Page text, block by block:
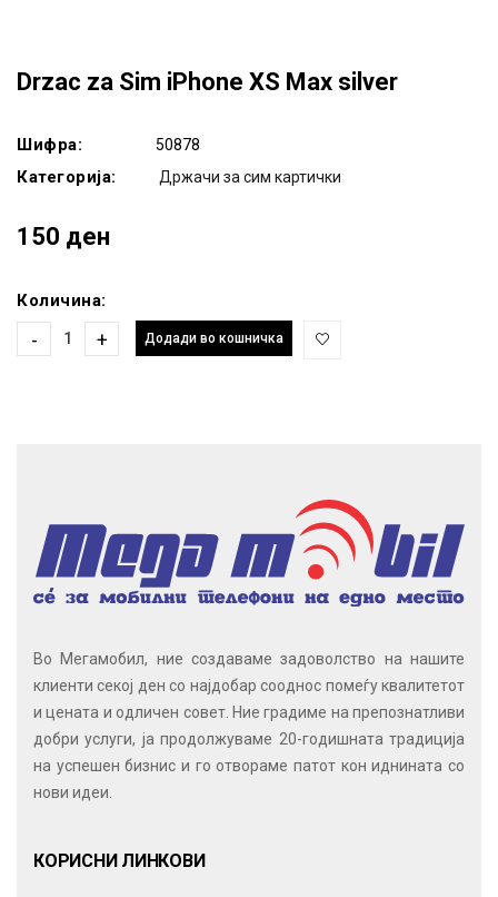
Drzac za Sim iPhone XS Max silver
Шифра: 50878
Категорија: Држачи за сим картички
150 ден
Количина:
- + Додади во кошничка
Во Мегамобил, ние создаваме задоволство на нашите
клиенти секој ден со најдобар сооднос помеѓу квалитетот
и цената и одличен совет. Ние градиме на препознатливи
добри услуги, ја продолжуваме 20-годишната традиција
на успешен бизнис и го отвораме патот кон иднината со
нови идеи.
КОРИСНИ ЛИНКОВИ